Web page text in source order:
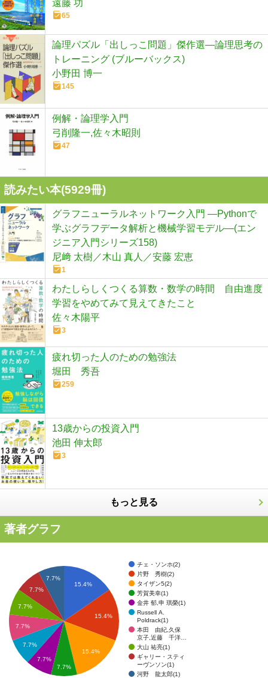
遠藤 功
65
論理パズル「出しっこ問題」傑作選―論理思考の
トレーニング (ブルーバックス)
小野田 博一
145
例解・論理学入門
弓削隆一,佐々木昭則
47
読みたい本(5929冊)
グラフニューラルネットワーク入門 ―Pythonで
学ぶグラフデータ解析と機械学習モデル―(エン
ジニア入門シリーズ158)
尼﨑 太樹／木山 真人／安藤 宏恵
1
わたしらしくつくる算数・数学の時間 自由進度
学習をやめてみて見えてきたこと
佐々木陽平
3
疲れ切った人のための勉強法
堀田 秀吾
259
13歳からの投資入門
池田 伸太郎
3
もっと見る
著者グラフ
チェ・ソンホ(2)
片野 秀樹(2)
タイザン5(2)
芳賀美幸(1)
金井 郁,申 琪榮(1)
Russell A.
Poldrack(1)
本田 由紀,久保
京子,近藤 千洋…
大山 祐亮(1)
ギャリー・スティ
ーヴンソン(1)
河野 龍太郎(1)
15.4%
15.4%
15.4%
7.7%
7.7%
7.7%
7.7%
7.7%
7.7%
7.7%